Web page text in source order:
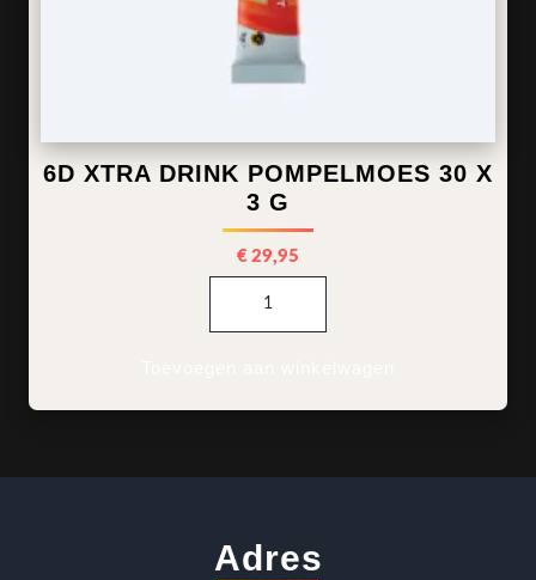
6D XTRA DRINK POMPELMOES 30 X
3 G
€ 29,95
Adres